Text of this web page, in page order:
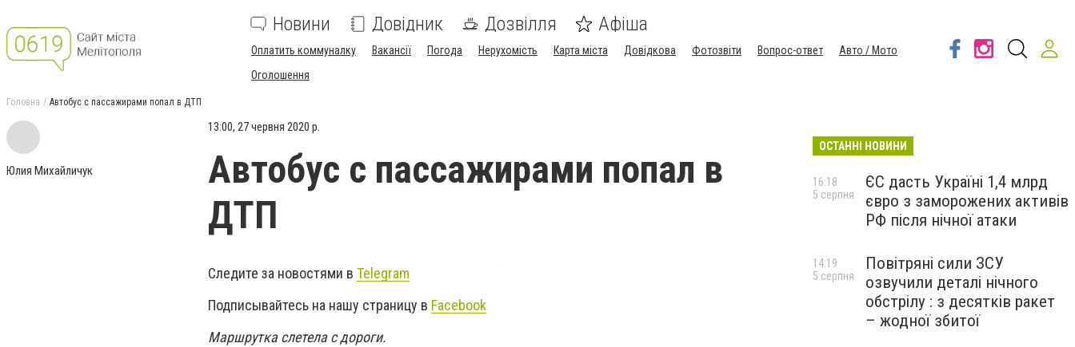
Новини Довідник Дозвілля Афіша
Оплатить коммуналку Вакансії Погода Нерухомість Карта міста Довідкова Фотозвіти Вопрос-ответ
Авто / Мото
Оголошення
Головна Автобус с пассажирами попал в ДТП
Юлия Михайличук
13:00, 27 червня 2020 р.
Автобус с пассажирами попал в
ДТП
Следите за новостями в Telegram
Подписывайтесь на нашу страницу в Facebook
Маршрутка слетела с дороги.
ОСТАННІ НОВИНИ
ЄС дасть Україні 1,4 млрд
євро з заморожених активів
РФ після нічної атаки
16:18
5 серпня
Повітряні сили ЗСУ
озвучили деталі нічного
обстрілу : з десятків ракет
– жодної збитої
14:19
5 серпня